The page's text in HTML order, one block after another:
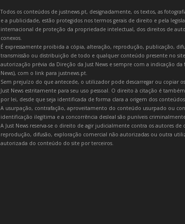
Todos os conteúdos de justnews.pt, designadamente, os textos, as
e a publicidade, estão protegidos nos termos gerais de direito e pela
internacional de proteção da propriedade intelectual, dos direitos de
conexos.
É expressamente proibida a cópia, alteração, reprodução, publicação,
transmissão ou distribuição de todo e qualquer conteúdo presente no
autorização prévia da Direção da Just News e sempre com a indicação da
News), com o link para justnews.pt.
Sem prejuízo do que antecede, o utilizador pode descarregar ou copiar
Just News estritamente para seu uso pessoal. O direito à citação é
por lei, desde que seja identificada de forma clara a origem dos
A usurpação, contrafação, aproveitamento do conteúdo usurpado ou
identificação ilegítima e a concorrência desleal são puníveis
A Just News reserva-se o direito de agir judicialmente contra os autores de
reprodução, difusão, exploração comercial não autorizadas ou outra
autorizada do conteúdo do site por terceiros.